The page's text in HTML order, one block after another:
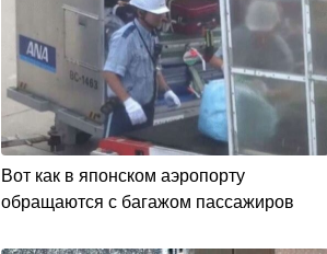
Вот как в японском аэропорту
обращаются с багажом пассажиров